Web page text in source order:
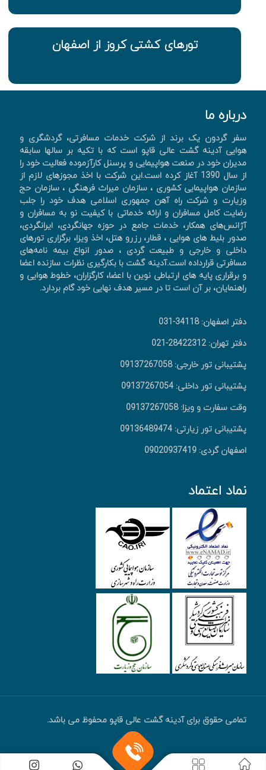
تورهای کشتی کروز از اصفهان
درباره ما
سفر گردون یک برند از شرکت خدمات مسافرتی، گردشگری و
هوایی آدینه گشت عالی قاپو است که با تکیه بر سالها سابقه
مدیران خود در صنعت هواپیمایی و پرسنل کارآزموده فعالیت خود را
از سال 1390 آغاز کرده است.این شرکت با اخذ مجوزهای لازم از
سازمان هواپیمایی کشوری ، سازمان میراث فرهنگی ، سازمان حج
وزیارت و شرکت راه آهن جمهوری اسلامی هدف خود را جلب
رضایت کامل مسافران و ارائه خدماتی با کیفیت نو به مسافران و
آژانس‌های همکار، خدمات جامع در حوزه جهانگردی، ايرانگردی،
صدور بليط های هوايی ، قطار، رزرو هتل، اخذ ويزا، برگزاری تورهای
داخلی و خارجی و طبیعت گردی ، صدور انواع بیمه نامه‌های
مسافرتی قرارداده است.آدینه گشت با بکارگیری نظرات سازنده اعضا
و برقراری پایه های ارتباطی نوین با اعضا، کارگزاران، خطوط هوایی و
راهنمایان، بر آن است تا در مسیر هدف نهایی خود گام بردارد.
دفتر اصفهان: 34118-031
دفتر تهران: 28422312-021
پشتیبانی تور خارجی: 09137267058
پشتیبانی تور داخلی: 09137267054
وقت سفارت و ویزا: 09137267058
پشتیبانی تور زیارتی: 09136489474
اصفهان گردی: 09020937419
نماد اعتماد
تمامی حقوق برای آدینه گشت عالی قاپو محفوظ می باشد.